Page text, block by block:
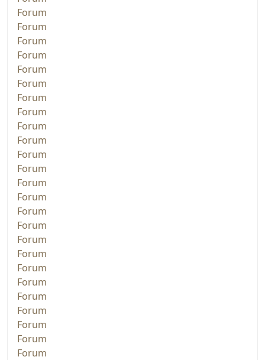
Forum
Forum
Forum
Forum
Forum
Forum
Forum
Forum
Forum
Forum
Forum
Forum
Forum
Forum
Forum
Forum
Forum
Forum
Forum
Forum
Forum
Forum
Forum
Forum
Forum